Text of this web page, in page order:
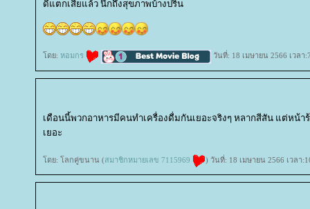
ดีแตกเสียแล้ว นึกถึงสุขภาพบ้างปริ้น
ดย: หอมกร วันที่: 18 เมษายน 2566 เวลา
เดือนนี้พวกอาหารมีคนทำเครื่องดื่มกันเยอะจริงๆ หลากสีสัน แต่หน้า
เยอะ
ดย: โลกคู่ขนาน (สมาชิกหมายเลข 7115969 ) วันที่: 18 เมษายน 2566 เวลา